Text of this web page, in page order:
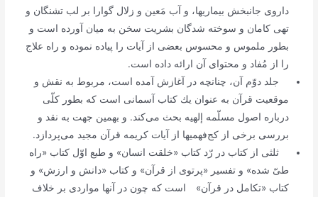
داروى جانبخش بیماریها، و آب مَعین و زلال گوارا بر لب تشنگان و
تهى كامان و سوخته شدگان بشریت سخن به میان آورده است و
بطور ملموس و محسوس بعضى از آیات را پیاده نموده و راه علاج
را از مُفاد و محتواى آن ارائه داده است.
جلد دوّم آن، چنانچه در آغازش آمده است، مربوط به نقش و
موقعیت قرآن به عنوان یك كتاب آسمانى است كه بطور كلّى
درباره اصول مسلّمه إلهیه بحث مى‌كند. و بهمین جهت به نقد و
بررسى برخى از كج‌فهمیها از آیات كریمه قرآن مجید مى‌پردازد.
ثلثى از كتاب در رّد كتاب «خلقت انسان» و طبع اوّل كتاب «راه
طىّ شده» و تفسیر «پرتوى از قرآن» و كتاب «دانش و ارزش» و
كتاب «تكامل در قرآن» است كه چون در آنها مواردى بر خلاف